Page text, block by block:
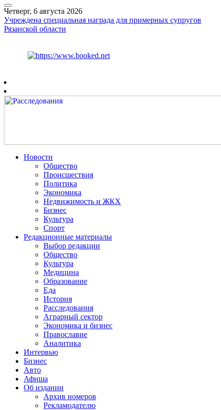
Четверг, 6 августа 2026
Учреждена специальная награда для примерных супругов
Рязанской области
Новости
Общество
Происшествия
Политика
Экономика
Недвижимость и ЖКХ
Бизнес
Культура
Спорт
Редакционные материалы
Выбор редакции
Общество
Культура
Медицина
Образование
Еда
История
Расследования
Аграрный сектор
Экономика и бизнес
Православие
Аналитика
Интервью
Бизнес
Авто
Афиша
Об издании
Архив номеров
Рекламодателю